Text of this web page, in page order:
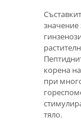
значение
корена
при
тяло.